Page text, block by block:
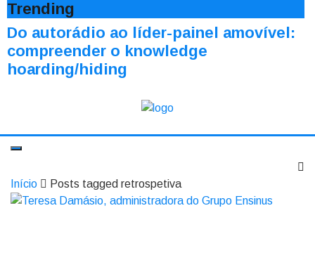
Trending
Do autorádio ao líder-painel amovível:
compreender o knowledge
hoarding/hiding
Início Posts tagged retrospetiva